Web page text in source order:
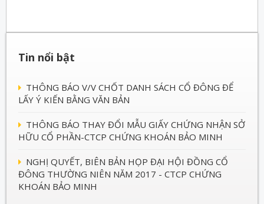
Tin nổi bật
THÔNG BÁO V/V CHỐT DANH SÁCH CỔ ĐÔNG ĐỂ
LẤY Ý KIẾN BẰNG VĂN BẢN
THÔNG BÁO THAY ĐỔI MẪU GIẤY CHỨNG NHẬN SỞ
HỮU CỔ PHẦN-CTCP CHỨNG KHOÁN BẢO MINH
NGHỊ QUYẾT, BIÊN BẢN HỌP ĐẠI HỘI ĐỒNG CỔ
ĐÔNG THƯỜNG NIÊN NĂM 2017 - CTCP CHỨNG
KHOÁN BẢO MINH